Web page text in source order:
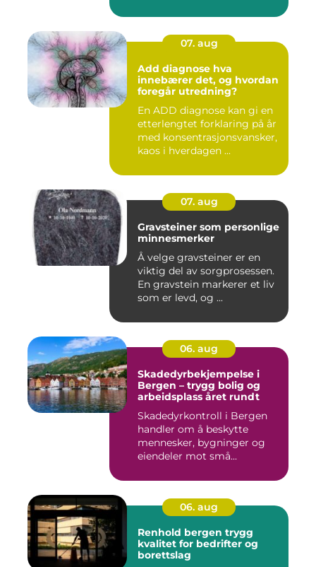
07. aug
Add diagnose hva
innebærer det, og hvordan
foregår utredning?
En ADD diagnose kan gi en
etterlengtet forklaring på år
med konsentrasjonsvansker,
kaos i hverdagen ...
07. aug
Gravsteiner som personlige
minnesmerker
Å velge gravsteiner er en
viktig del av sorgprosessen.
En gravstein markerer et liv
som er levd, og ...
06. aug
Skadedyrbekjempelse i
Bergen – trygg bolig og
arbeidsplass året rundt
Skadedyrkontroll i Bergen
handler om å beskytte
mennesker, bygninger og
eiendeler mot små...
06. aug
Renhold bergen trygg
kvalitet for bedrifter og
borettslag